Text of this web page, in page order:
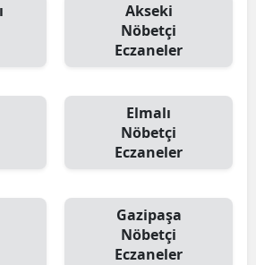
Akseki
Nöbetçi
Eczaneler
Elmalı
Nöbetçi
Eczaneler
Gazipaşa
Nöbetçi
Eczaneler